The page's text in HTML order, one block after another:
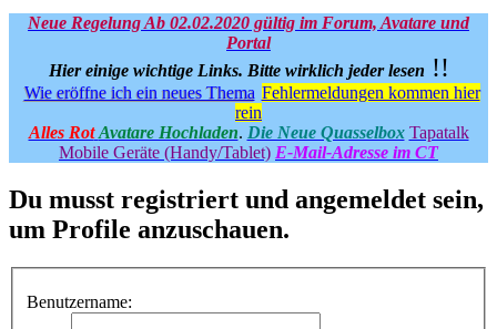
Neue Regelung Ab 02.02.2020 gültig im Forum, Avatare und
Portal
Hier einige wichtige Links. Bitte wirklich jeder lesen !!
Wie eröffne ich ein neues Thema Fehlermeldungen kommen hier
rein
Alles Rot Avatare Hochladen. Die Neue Quasselbox Tapatalk
Mobile Geräte (Handy/Tablet) E-Mail-Adresse im CT
Du musst registriert und angemeldet sein,
um Profile anzuschauen.
Benutzername: